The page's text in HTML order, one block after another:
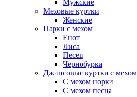
Мужские
Меховые куртки
Женские
Парки с мехом
Енот
Лиса
Песец
Чернобурка
Джинсовые куртки с мехом
С мехом норки
С мехом песца